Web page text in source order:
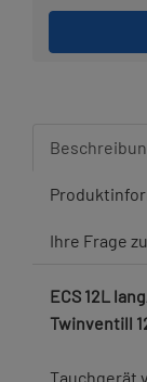
Ihre Frage
ECS 12L
Twinventill
Tauchgerät